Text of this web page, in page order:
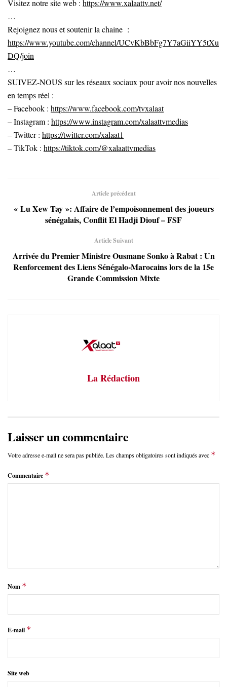
Visitez notre site web : https://www.xalaattv.net/
…
Rejoignez nous et soutenir la chaine :
https://www.youtube.com/channel/UCvKbBbFg7Y7aGiiYY5tXu
DQ/join
…
SUIVEZ-NOUS sur les réseaux sociaux pour avoir nos nouvelles
en temps réel :
– Facebook : https://www.facebook.com/tvxalaat
– Instagram : https://www.instagram.com/xalaattvmedias
– Twitter : https://twitter.com/xalaat1
– TikTok : https://tiktok.com/@xalaattvmedias
Article précédent
« Lu Xew Tay »: Affaire de l’empoisonnement des joueurs
sénégalais, Conflit El Hadji Diouf – FSF
Article Suivant
Arrivée du Premier Ministre Ousmane Sonko à Rabat : Un
Renforcement des Liens Sénégalo-Marocains lors de la 15e
Grande Commission Mixte
La Rédaction
Laisser un commentaire
Votre adresse e-mail ne sera pas publiée. Les champs obligatoires sont indiqués avec *
Commentaire *
Nom *
E-mail *
Site web